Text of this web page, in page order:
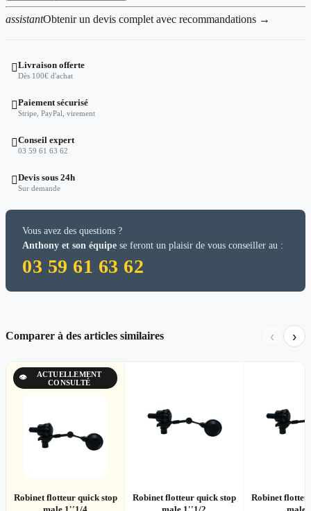
assistantObtenir un devis complet avec recommandations →
Livraison offerte
Dès 100€ d'achat
Paiement sécurisé
Stripe, PayPal, virement
Conseil expert
03 59 61 63 62
Devis sous 24h
Sur demande
Vous avez des questions ?
Anthony et son équipe se feront un plaisir de vous conseiller au :
03 59 61 63 62
Comparer à des articles similaires ‹ ›
👁
ACTUELLEMENT
CONSULTÉ
Robinet flotteur quick stop
Robinet flotteur quick stop
Robinet